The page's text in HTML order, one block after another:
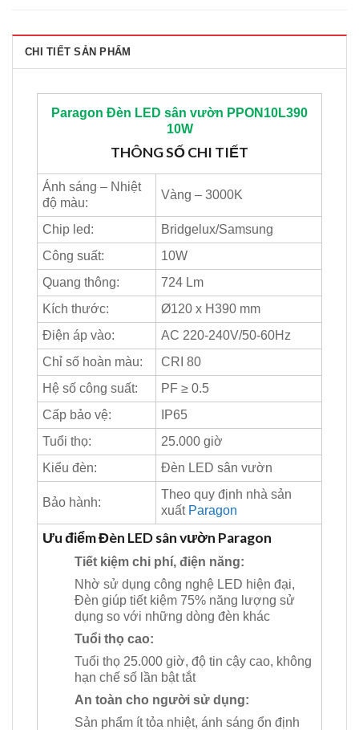
CHI TIẾT SẢN PHẨM
Paragon Đèn LED sân vườn PPON10L390
10W
THÔNG SỐ CHI TIẾT
Ánh sáng – Nhiệt
độ màu:
Vàng – 3000K
Chip led:
Bridgelux/Samsung
Công suất:
10W
Quang thông:
724 Lm
Kích thước:
Ø120 x H390 mm
Điện áp vào:
AC 220-240V/50-60Hz
Chỉ số hoàn màu:
CRI 80
Hệ số công suất:
PF ≥ 0.5
Cấp bảo vệ:
IP65
Tuổi thọ:
25.000 giờ
Kiểu đèn:
Đèn LED sân vườn
Bảo hành:
Theo quy định nhà sản
xuất Paragon
Ưu điểm Đèn LED sân vườn Paragon
Tiết kiệm chi phí, điện năng:
Nhờ sử dụng công nghệ LED hiện đại,
Đèn giúp tiết kiệm 75% năng lượng sử
dụng so với những dòng đèn khác
Tuổi thọ cao:
Tuổi thọ 25.000 giờ, độ tin cậy cao, không
hạn chế số lần bật tắt
An toàn cho người sử dụng:
Sản phẩm ít tỏa nhiệt, ánh sáng ổn định